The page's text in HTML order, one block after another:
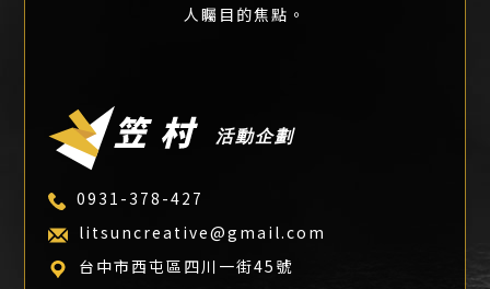
人矚目的焦點。
活動企劃
0931-378-427
litsuncreative@gmail.com
台中市西屯區四川一街45號